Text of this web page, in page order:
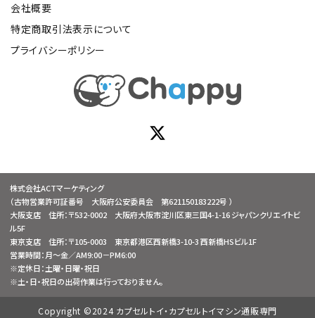
会社概要
特定商取引法表示について
プライバシーポリシー
株式会社ACTマーケティング
（古物営業許可証番号 大阪府公安委員会 第621150183222号 ）
大阪支店 住所：〒532-0002 大阪府大阪市淀川区東三国4-1-16 ジャパンクリエイトビ
ル5F
東京支店 住所：〒105-0003 東京都港区西新橋3-10-3 西新橋HSビル1F
営業時間：月～金／AM9:00－PM6:00
※定休日：土曜・日曜・祝日
※土・日・祝日の出荷作業は行っておりません。
Copyright ©2024 カプセルトイ・カプセルトイマシン通販専門